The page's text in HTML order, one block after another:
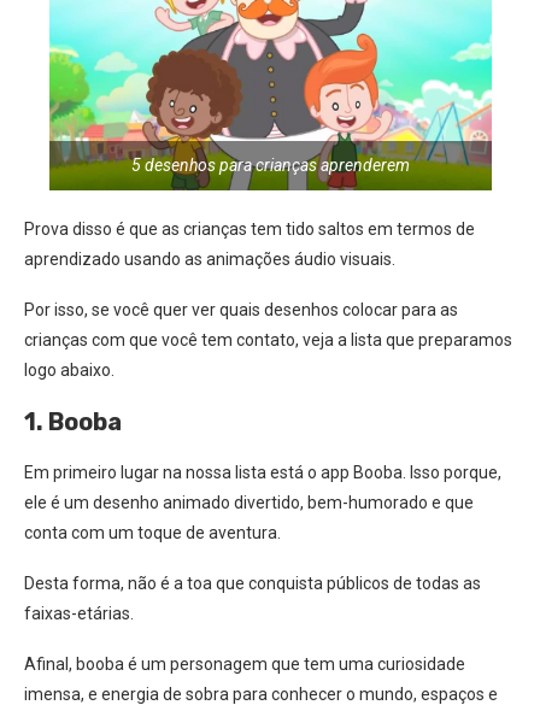
5 desenhos para crianças aprenderem
Prova disso é que as crianças tem tido saltos em termos de
aprendizado usando as animações áudio visuais.
Por isso, se você quer ver quais desenhos colocar para as
crianças com que você tem contato, veja a lista que preparamos
logo abaixo.
1. Booba
Em primeiro lugar na nossa lista está o app Booba. Isso porque,
ele é um desenho animado divertido, bem-humorado e que
conta com um toque de aventura.
Desta forma, não é a toa que conquista públicos de todas as
faixas-etárias.
Afinal, booba é um personagem que tem uma curiosidade
imensa, e energia de sobra para conhecer o mundo, espaços e